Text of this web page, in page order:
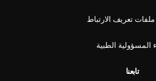
تعريف الارتباط
المسؤولية الطبية
تابعنا